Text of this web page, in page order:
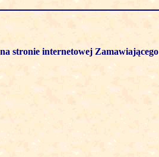
na stronie internetowej Zamawiającego